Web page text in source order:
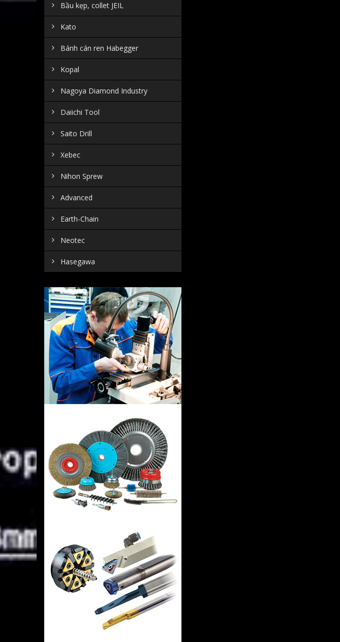
Bầu kẹp, collet JEIL
Kato
Bánh cán ren Habegger
Kopal
Nagoya Diamond Industry
Daiichi Tool
Saito Drill
Xebec
Nihon Sprew
Advanced
Earth-Chain
Neotec
Hasegawa